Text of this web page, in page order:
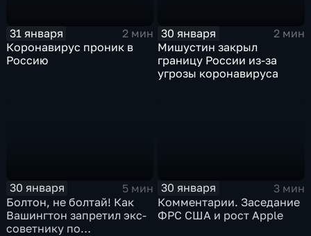
31 января
2 мин
Коронавирус проник в
Россию
30 января
2 мин
Мишустин закрыл
границу России из-за
угрозы коронавируса
30 января
5 мин
Болтон, не болтай! Как
Вашингтон запретил экс-
советнику по
30 января
3 мин
Комментарии. Заседание
ФРС США и рост Apple